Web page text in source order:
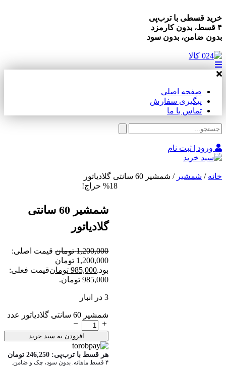
خرید قسطی با ترب‌پی
۴ قسط، بدون کارمزد
بدون ضامن، بدون سود
صفحه اصلی
پیگیری سفارش
تماس با ما
ورود | ثبت نام
خانه / شمشیر / شمشیر 60 سانتی گلادیاتور
%18 حراج!
شمشیر 60 سانتی
گلادیاتور
1,200,000 تومان قیمت اصلی:
1,200,000 تومان
بود.985,000 تومانقیمت فعلی:
985,000 تومان.
3 در انبار
شمشیر 60 سانتی گلادیاتور عدد
افزودن به سبد خرید
هر قسط با ترب‌پی: 246,250 تومان
۴ قسط ماهانه. بدون سود، چک و ضامن.